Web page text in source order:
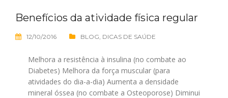
Benefícios da atividade física regular
12/10/2016 BLOG DICAS DE SAÚDE
Melhora a resistência à insulina (no combate ao
Diabetes) Melhora da força muscular (para
atividades do dia-a-dia) Aumenta a densidade
mineral óssea (no combate a Osteoporose) Diminui